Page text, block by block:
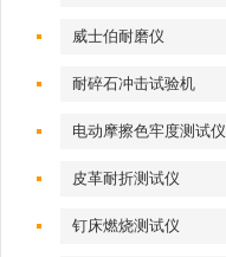
威士伯耐磨仪
耐碎石冲击试验机
电动摩擦色牢度测试仪
皮革耐折测试仪
钉床燃烧测试仪